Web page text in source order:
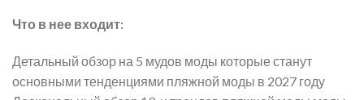
Что в нее входит:
Детальный обзор на 5 мудов моды которые станут
основными тенденциями пляжной моды в 2027 году